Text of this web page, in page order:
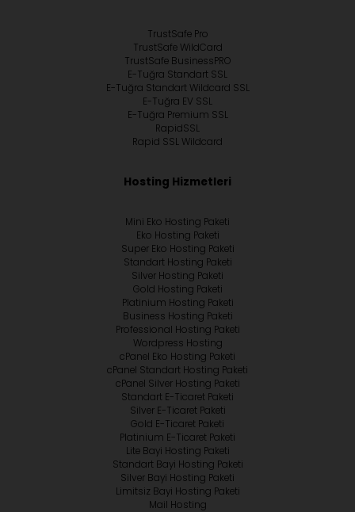
TrustSafe Pro
TrustSafe WildCard
TrustSafe BusinessPRO
E-Tuğra Standart SSL
E-Tuğra Standart Wildcard SSL
E-Tuğra EV SSL
E-Tuğra Premium SSL
RapidSSL
Rapid SSL Wildcard
Hosting Hizmetleri
Mini Eko Hosting Paketi
Eko Hosting Paketi
Super Eko Hosting Paketi
Standart Hosting Paketi
Silver Hosting Paketi
Gold Hosting Paketi
Platinium Hosting Paketi
Business Hosting Paketi
Professional Hosting Paketi
Wordpress Hosting
cPanel Eko Hosting Paketi
cPanel Standart Hosting Paketi
cPanel Silver Hosting Paketi
Standart E-Ticaret Paketi
Silver E-Ticaret Paketi
Gold E-Ticaret Paketi
Platinium E-Ticaret Paketi
Lite Bayi Hosting Paketi
Standart Bayi Hosting Paketi
Silver Bayi Hosting Paketi
Limitsiz Bayi Hosting Paketi
Mail Hosting